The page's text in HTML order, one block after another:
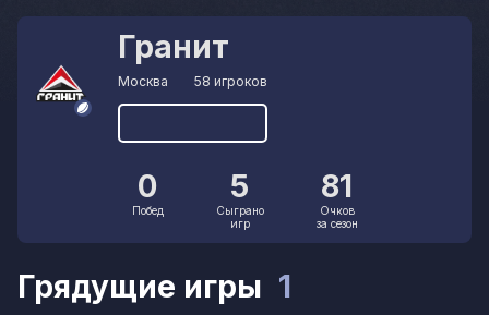
Гранит
Москва 58 игроков
0
Побед
5
Сыграно
игр
81
Очков
за сезон
Грядущие игры 1